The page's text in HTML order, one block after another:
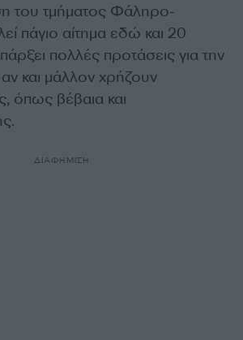
του τμήματος Φάληρο-
πάγιο αίτημα εδώ και 20
πολλές προτάσεις για την
και μάλλον χρήζουν
όπως βέβαια και
ΔΙΑΦΗΜΙΣΗ